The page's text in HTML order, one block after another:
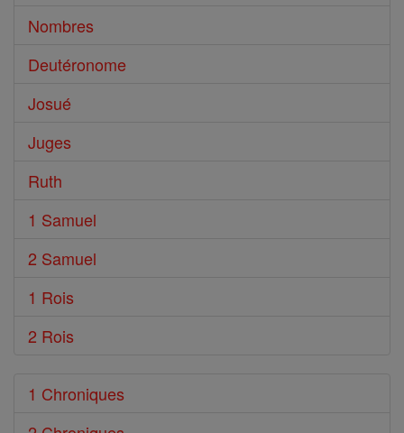
Nombres
Deutéronome
Josué
Juges
Ruth
1 Samuel
2 Samuel
1 Rois
2 Rois
1 Chroniques